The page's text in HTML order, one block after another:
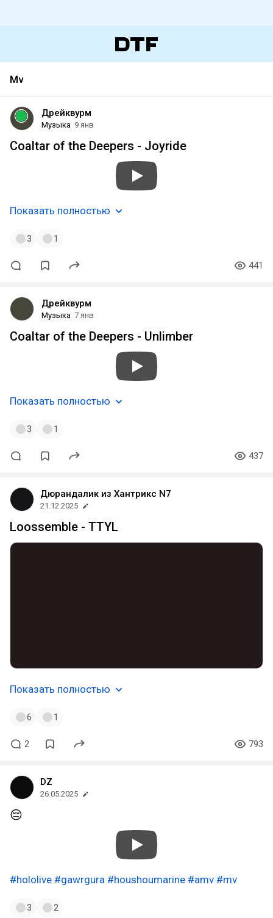
Mv
Дрейквурм
Музыка 9 янв
Coaltar of the Deepers - Joyride
Показать полностью
3 1
441
Дрейквурм
Музыка 7 янв
Coaltar of the Deepers - Unlimber
Показать полностью
3 1
437
Дюрандалик из Хантрикс N7
21.12.2025
Loossemble - TTYL
Показать полностью
6 1
2 793
DZ
26.05.2025
😔
#hololive #gawrgura #houshoumarine #amv #mv
3 2